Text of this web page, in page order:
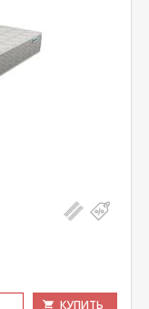
КУПИТЬ